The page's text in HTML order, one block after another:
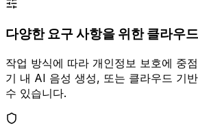
다양한 요구 사항을 위한 클라우
작업 방식에 따라 개인정보 보호에 중
기 내 AI 음성 생성, 또는 클라우드 기
수 있습니다.